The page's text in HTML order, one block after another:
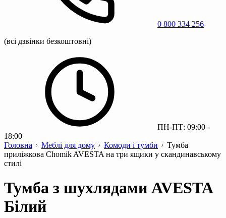
0 800 334 256
(всі дзвінки безкоштовні)
ПН-ПТ: 09:00 -
18:00
Головна
Меблі для дому Комоди і тумби
Тумба
приліжкова Chomik AVESTA на три ящики у скандинавському
стилі
Тумба з шухлядами AVESTA
Білий